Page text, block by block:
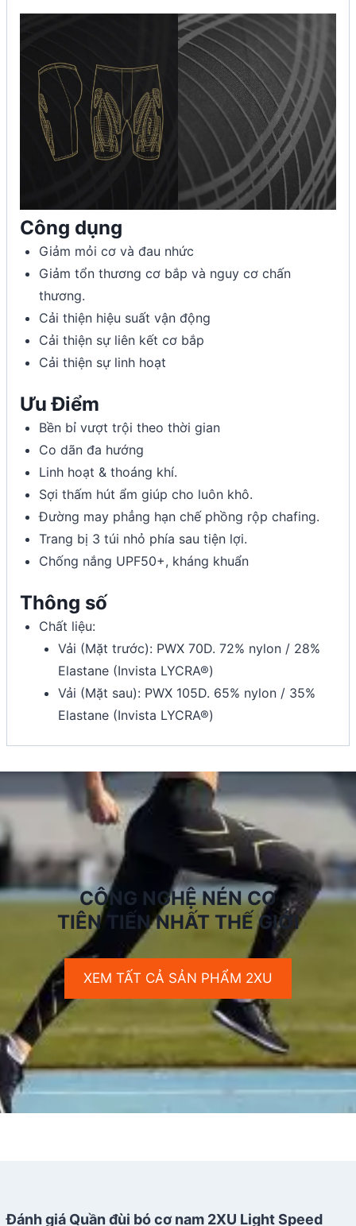
Công dụng
Giảm mỏi cơ và đau nhức
Giảm tổn thương cơ bắp và nguy cơ chấn
thương.
Cải thiện hiệu suất vận động
Cải thiện sự liên kết cơ bắp
Cải thiện sự linh hoạt
Ưu Điểm
Bền bỉ vượt trội theo thời gian
Co dãn đa hướng
Linh hoạt & thoáng khí.
Sợi thấm hút ẩm giúp cho luôn khô.
Đường may phẳng hạn chế phồng rộp chafing.
Trang bị 3 túi nhỏ phía sau tiện lợi.
Chống nắng UPF50+, kháng khuẩn
Thông số
Chất liệu:
Vải (Mặt trước): PWX 70D. 72% nylon / 28%
Elastane (Invista LYCRA®)
Vải (Mặt sau): PWX 105D. 65% nylon / 35%
Elastane (Invista LYCRA®)
CÔNG NGHỆ NÉN CƠ
TIÊN TIẾN NHẤT THẾ GIỚI
XEM TẤT CẢ SẢN PHẨM 2XU
Đánh giá Quần đùi bó cơ nam 2XU Light Speed